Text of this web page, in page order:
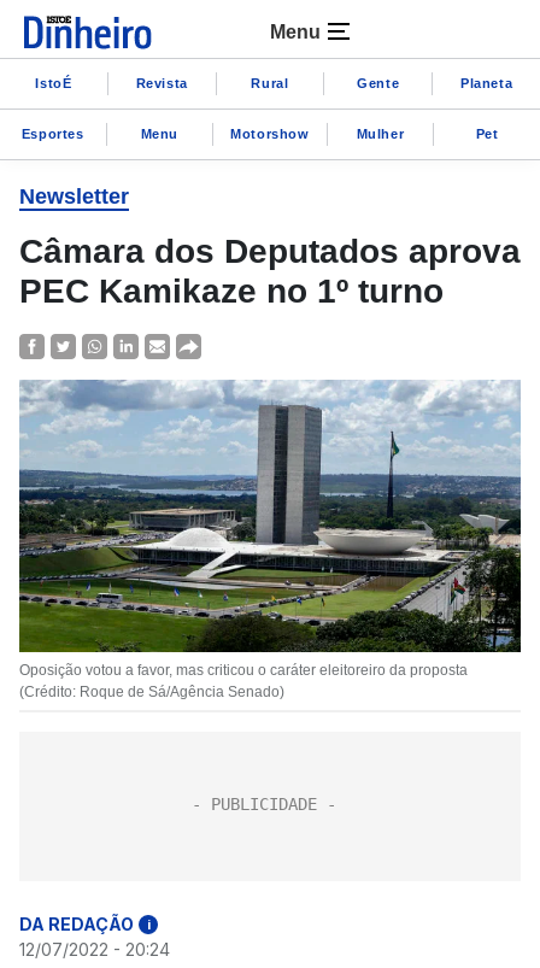
Menu
IstoÉ Revista Rural Gente Planeta
Esportes Menu Motorshow Mulher Pet
Newsletter
Câmara dos Deputados aprova
PEC Kamikaze no 1º turno
Oposição votou a favor, mas criticou o caráter eleitoreiro da proposta
(Crédito: Roque de Sá/Agência Senado)
DA REDAÇÃO i
12/07/2022 - 20:24